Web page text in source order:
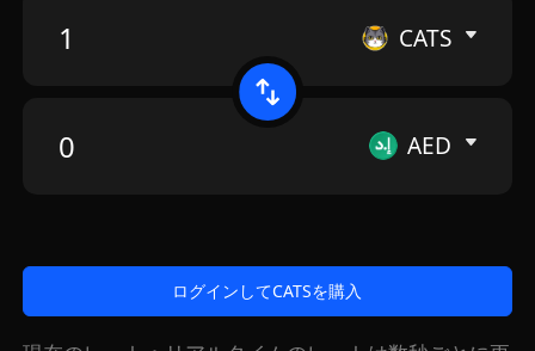
CATS
AED
ログインしてCATSを購入